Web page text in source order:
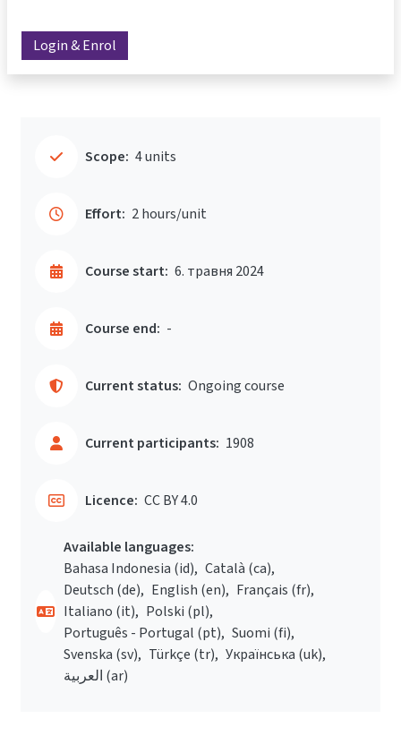
Login & Enrol
Scope: 4 units
Effort: 2 hours/unit
Course start: 6. травня 2024
Course end: -
Current status: Ongoing course
Current participants: 1908
Licence: CC BY 4.0
Available languages:
Bahasa Indonesia ‎(id)‎
Català ‎(ca)‎
Deutsch ‎(de)‎
English ‎(en)‎
Français ‎(fr)‎
Italiano ‎(it)‎
Polski ‎(pl)‎
Português - Portugal ‎(pt)‎
Suomi ‎(fi)‎
Svenska ‎(sv)‎
Türkçe ‎(tr)‎
Українська ‎(uk)‎
العربية ‎(ar)‎